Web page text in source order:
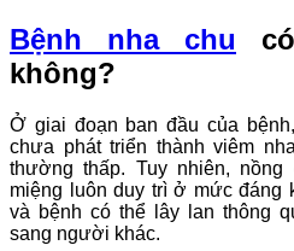
Bệnh nha chu
không?
Ở giai đoạn ban đầu của
chưa phát triển thành viêm
thường thấp. Tuy nhiên,
miệng luôn duy trì ở mức đáng
và bệnh có thể lây lan thông
sang người khác.